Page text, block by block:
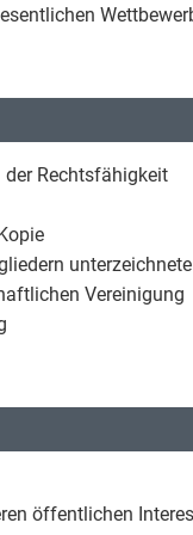
Rechtsfähigkeit
Vereinigung
öffentlichen